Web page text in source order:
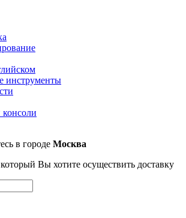
инструменты
в городе Москва
Вы хотите осуществить доставку